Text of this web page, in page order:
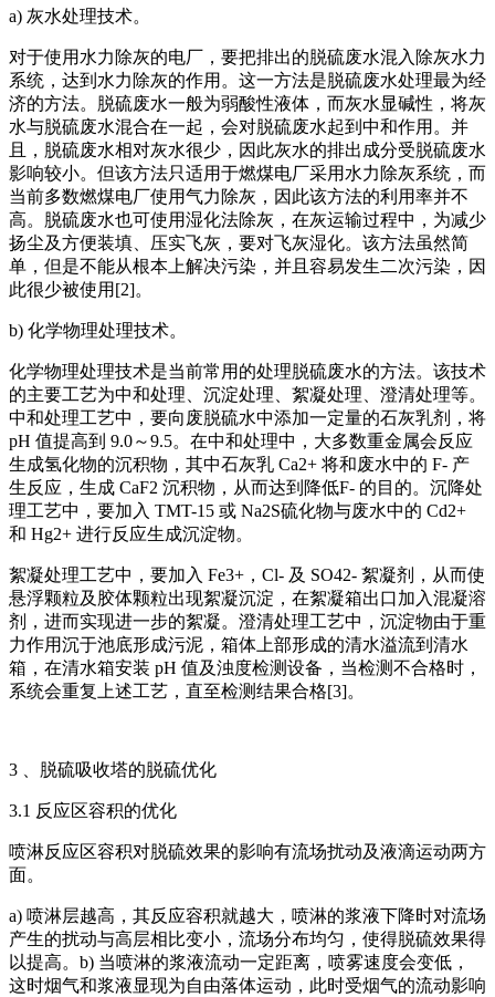
a) 灰水处理技术。
对于使用水力除灰的电厂，要把排出的脱硫废水混入除灰水力
系统，达到水力除灰的作用。这一方法是脱硫废水处理最为经
济的方法。脱硫废水一般为弱酸性液体，而灰水显碱性，将灰
水与脱硫废水混合在一起，会对脱硫废水起到中和作用。并
且，脱硫废水相对灰水很少，因此灰水的排出成分受脱硫废水
影响较小。但该方法只适用于燃煤电厂采用水力除灰系统，而
当前多数燃煤电厂使用气力除灰，因此该方法的利用率并不
高。脱硫废水也可使用湿化法除灰，在灰运输过程中，为减少
扬尘及方便装填、压实飞灰，要对飞灰湿化。该方法虽然简
单，但是不能从根本上解决污染，并且容易发生二次污染，因
此很少被使用[2]。
b) 化学物理处理技术。
化学物理处理技术是当前常用的处理脱硫废水的方法。该技术
的主要工艺为中和处理、沉淀处理、絮凝处理、澄清处理等。
中和处理工艺中，要向废脱硫水中添加一定量的石灰乳剂，将
pH 值提高到 9.0～9.5。在中和处理中，大多数重金属会反应
生成氢化物的沉积物，其中石灰乳 Ca2+ 将和废水中的 F- 产
生反应，生成 CaF2 沉积物，从而达到降低F- 的目的。沉降处
理工艺中，要加入 TMT-15 或 Na2S硫化物与废水中的 Cd2+
和 Hg2+ 进行反应生成沉淀物。
絮凝处理工艺中，要加入 Fe3+，Cl- 及 SO42- 絮凝剂，从而使
悬浮颗粒及胶体颗粒出现絮凝沉淀，在絮凝箱出口加入混凝溶
剂，进而实现进一步的絮凝。澄清处理工艺中，沉淀物由于重
力作用沉于池底形成污泥，箱体上部形成的清水溢流到清水
箱，在清水箱安装 pH 值及浊度检测设备，当检测不合格时，
系统会重复上述工艺，直至检测结果合格[3]。
3 、脱硫吸收塔的脱硫优化
3.1 反应区容积的优化
喷淋反应区容积对脱硫效果的影响有流场扰动及液滴运动两方
面。
a) 喷淋层越高，其反应容积就越大，喷淋的浆液下降时对流场
产生的扰动与高层相比变小，流场分布均匀，使得脱硫效果得
以提高。b) 当喷淋的浆液流动一定距离，喷雾速度会变低，
这时烟气和浆液显现为自由落体运动，此时受烟气的流动影响